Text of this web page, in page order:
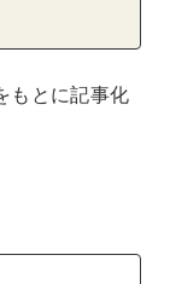
もとに記事化